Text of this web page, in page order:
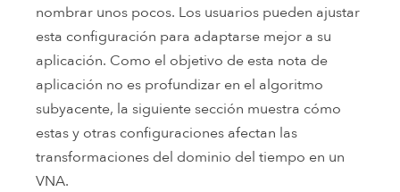
nombrar unos pocos. Los usuarios pueden ajustar
esta configuración para adaptarse mejor a su
aplicación. Como el objetivo de esta nota de
aplicación no es profundizar en el algoritmo
subyacente, la siguiente sección muestra cómo
estas y otras configuraciones afectan las
transformaciones del dominio del tiempo en un
VNA.